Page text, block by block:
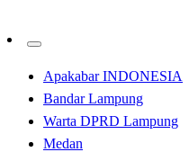
Apakabar INDONESIA
Bandar Lampung
Warta DPRD Lampung
Medan